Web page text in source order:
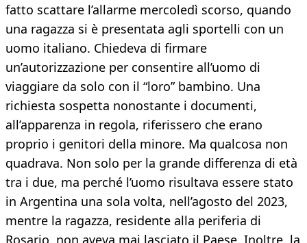
fatto scattare l’allarme mercoledì scorso, quando
una ragazza si è presentata agli sportelli con un
uomo italiano. Chiedeva di firmare
un’autorizzazione per consentire all’uomo di
viaggiare da solo con il “loro” bambino. Una
richiesta sospetta nonostante i documenti,
all’apparenza in regola, riferissero che erano
proprio i genitori della minore. Ma qualcosa non
quadrava. Non solo per la grande differenza di età
tra i due, ma perché l’uomo risultava essere stato
in Argentina una sola volta, nell’agosto del 2023,
mentre la ragazza, residente alla periferia di
Rosario, non aveva mai lasciato il Paese. Inoltre, la